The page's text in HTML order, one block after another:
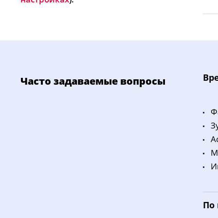
Часто задаваемые вопросы
По